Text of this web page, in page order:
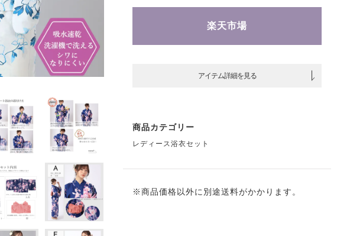
楽天市場
アイテム詳細を見る
商品カテゴリー
レディース浴衣セット
※商品価格以外に別途送料がかかります。